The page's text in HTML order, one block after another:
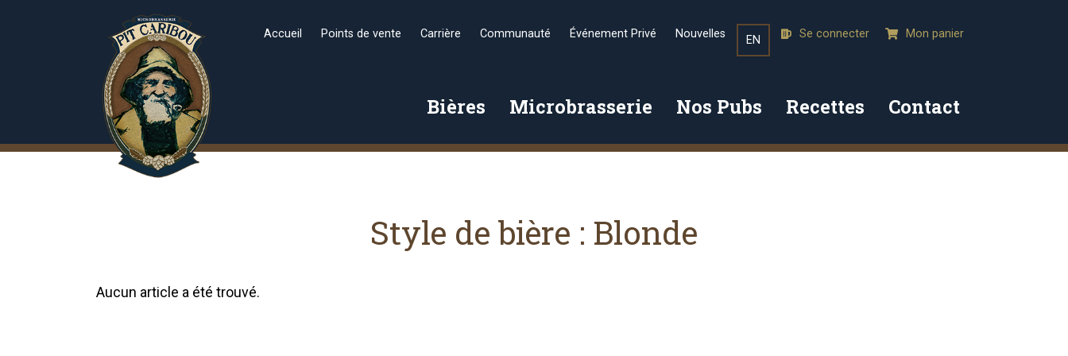
Accueil Points de vente Carrière Communauté Événement Privé Nouvelles EN Se connecter Mon panier
Bières Microbrasserie Nos Pubs Recettes Contact
Style de bière : Blonde
Aucun article a été trouvé.